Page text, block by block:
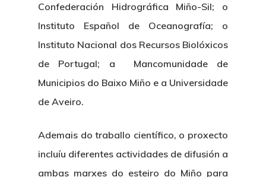
Confederación Hidrográfica Miño-Sil; o
Instituto Español de Oceanografía; o
Instituto Nacional dos Recursos Biolóxicos
de Portugal; a Mancomunidade de
Municipios do Baixo Miño e a Universidade
de Aveiro.
Ademais do traballo científico, o proxecto
incluíu diferentes actividades de difusión a
ambas marxes do esteiro do Miño para